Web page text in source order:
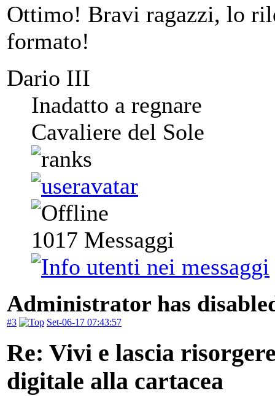
Ottimo! Bravi ragazzi, lo
formato!
Dario III
Inadatto a regnare
Cavaliere del Sole
1017 Messaggi
Administrator has
#3 Set-06-17 07:43:57
Re: Vivi e lascia
digitale alla cartacea